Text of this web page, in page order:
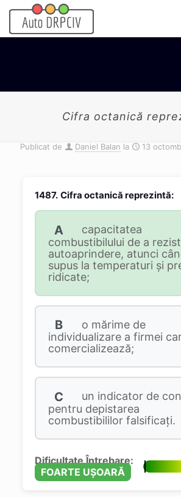
Cifra octanică
Publicat de Daniel Balan la 13
1487. Cifra octanică reprezintă:
A
capacitatea
combustibilului de a
autoaprindere, atunci
supus la temperaturi şi
ridicate;
B
o mărime de
individualizare a firmei
comercializează;
C
un indicator de
pentru depistarea
combustibililor falsificaţi.
Dificultate Întrebare:
FOARTE UȘOARĂ